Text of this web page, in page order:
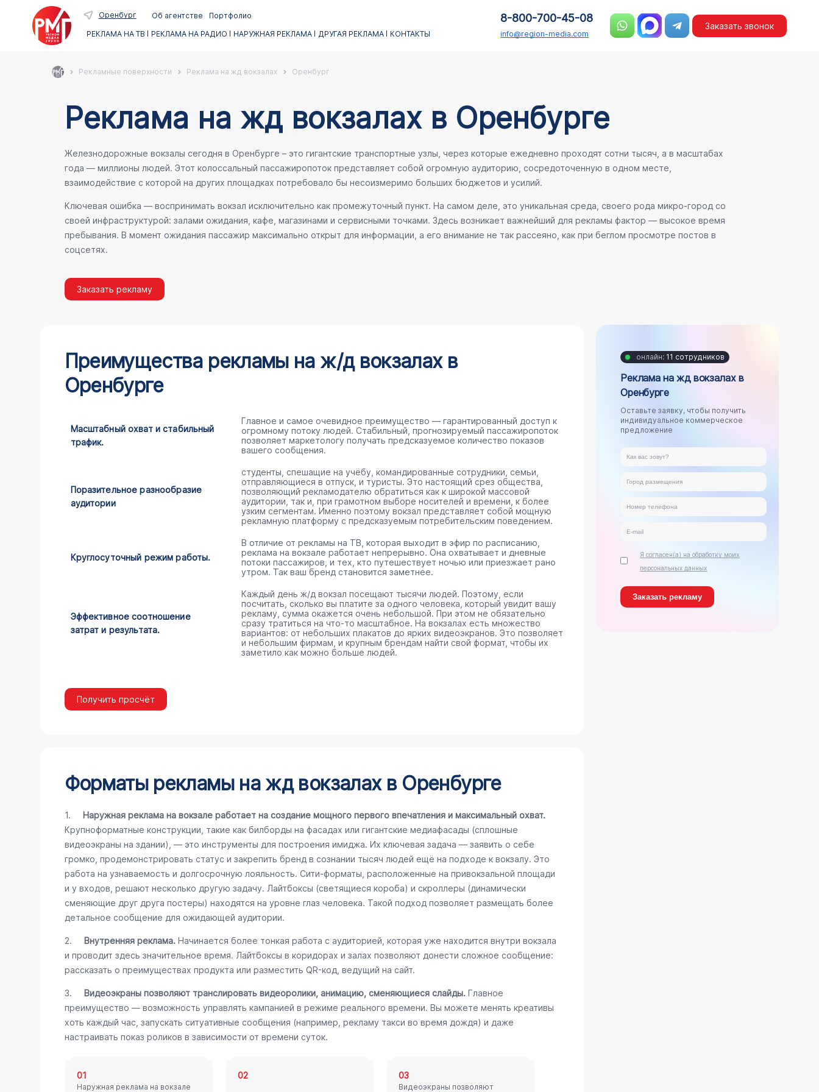
Оренбург Об агентстве
Портфолио
РЕКЛАМА НА ТВ
РЕКЛАМА НА РАДИО НАРУЖНАЯ РЕКЛАМА ДРУГАЯ РЕКЛАМА КОНТАКТЫ
8-800-700-45-08
info@region-media.com
Заказать звонок
Рекламные поверхности Реклама на жд вокзалах Оренбург
Реклама на жд вокзалах в Оренбурге
Железнодорожные вокзалы сегодня в Оренбурге – это гигантские транспортные узлы, через которые ежедневно проходят сотни тысяч, а в масштабах
года — миллионы людей. Этот колоссальный пассажиропоток представляет собой огромную аудиторию, сосредоточенную в одном месте,
взаимодействие с которой на других площадках потребовало бы несоизмеримо больших бюджетов и усилий.
Ключевая ошибка — воспринимать вокзал исключительно как промежуточный пункт. На самом деле, это уникальная среда, своего рода микро-город со
своей инфраструктурой: залами ожидания, кафе, магазинами и сервисными точками. Здесь возникает важнейший для рекламы фактор — высокое время
пребывания. В момент ожидания пассажир максимально открыт для информации, а его внимание не так рассеяно, как при беглом просмотре постов в
соцсетях.
Заказать рекламу
Преимущества рекламы на ж/д вокзалах в
Оренбурге
Масштабный охват и стабильный
трафик.
Главное и самое очевидное преимущество — гарантированный доступ к
огромному потоку людей. Стабильный, прогнозируемый пассажиропоток
позволяет маркетологу получать предсказуемое количество показов
вашего сообщения.
Поразительное разнообразие
аудитории
студенты, спешащие на учёбу, командированные сотрудники, семьи,
отправляющиеся в отпуск, и туристы. Это настоящий срез общества,
позволяющий рекламодателю обратиться как к широкой массовой
аудитории, так и, при грамотном выборе носителей и времени, к более
узким сегментам. Именно поэтому вокзал представляет собой мощную
рекламную платформу с предсказуемым потребительским поведением.
Круглосуточный режим работы.
В отличие от рекламы на ТВ, которая выходит в эфир по расписанию,
реклама на вокзале работает непрерывно. Она охватывает и дневные
потоки пассажиров, и тех, кто путешествует ночью или приезжает рано
утром. Так ваш бренд становится заметнее.
Эффективное соотношение
затрат и результата.
Каждый день ж/д вокзал посещают тысячи людей. Поэтому, если
посчитать, сколько вы платите за одного человека, который увидит вашу
рекламу, сумма окажется очень небольшой. При этом не обязательно
сразу тратиться на что-то масштабное. На вокзалах есть множество
вариантов: от небольших плакатов до ярких видеоэкранов. Это позволяет
и небольшим фирмам, и крупным брендам найти свой формат, чтобы их
заметило как можно больше людей.
Получить просчёт
Форматы рекламы на жд вокзалах в Оренбурге
1. Наружная реклама на вокзале работает на создание мощного первого впечатления и максимальный охват.
Крупноформатные конструкции, такие как билборды на фасадах или гигантские медиафасады (сплошные
видеоэкраны на здании), — это инструменты для построения имиджа. Их ключевая задача — заявить о себе
громко, продемонстрировать статус и закрепить бренд в сознании тысяч людей ещё на подходе к вокзалу. Это
работа на узнаваемость и долгосрочную лояльность. Сити-форматы, расположенные на привокзальной площади
и у входов, решают несколько другую задачу. Лайтбоксы (светящиеся короба) и скроллеры (динамически
сменяющие друг друга постеры) находятся на уровне глаз человека. Такой подход позволяет размещать более
детальное сообщение для ожидающей аудитории.
2. Внутренняя реклама. Начинается более тонкая работа с аудиторией, которая уже находится внутри вокзала
и проводит здесь значительное время. Лайтбоксы в коридорах и залах позволяют донести сложное сообщение:
рассказать о преимуществах продукта или разместить QR-код, ведущий на сайт.
3. Видеоэкраны позволяют транслировать видеоролики, анимацию, сменяющиеся слайды.Главное
преимущество — возможность управлять кампанией в режиме реального времени. Вы можете менять креативы
хоть каждый час, запускать ситуативные сообщения (например, рекламу такси во время дождя) и даже
настраивать показ роликов в зависимости от времени суток.
01
Наружная реклама на вокзале
02 03
Видеоэкраны позволяют
онлайн: 11 сотрудников
Реклама на жд вокзалах в
Оренбурге
Оставьте заявку, чтобы получить
индивидуальное коммерческое
предложение
Я согласен(а) на обработку моих
персональных данных